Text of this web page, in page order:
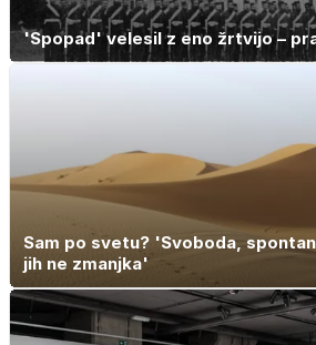
'Spopad' velesil z eno žrtvijo –
Sam po svetu? 'Svoboda,
jih ne zmanjka'